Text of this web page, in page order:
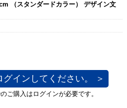
（スタンダードカラー） デザイン文
インしてください。 ＞